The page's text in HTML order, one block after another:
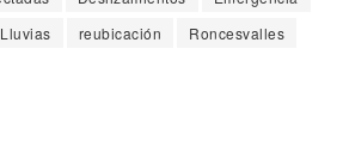
Lluvias reubicación
Roncesvalles